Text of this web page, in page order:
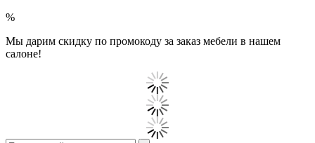
%
Мы дарим скидку по промокоду за заказ мебели в нашем
салоне!